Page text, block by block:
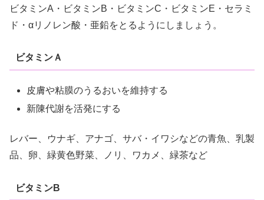
ビタミンA・ビタミンB・ビタミンC・ビタミンE・セラミ
ド・αリノレン酸・亜鉛をとるようにしましょう。
ビタミンＡ
皮膚や粘膜のうるおいを維持する
新陳代謝を活発にする
レバー、ウナギ、アナゴ、サバ・イワシなどの青魚、乳製
品、卵、緑黄色野菜、ノリ、ワカメ、緑茶など
ビタミンB